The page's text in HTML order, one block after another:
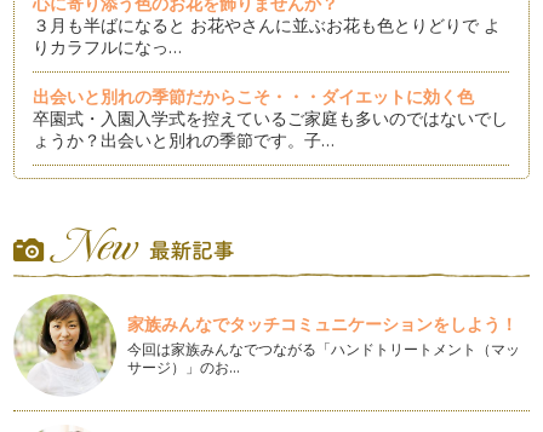
３月も半ばになると お花やさんに並ぶお花も色とりどりで よ
りカラフルになっ…
出会いと別れの季節だからこそ・・・ダイエットに効く色
卒園式・入園入学式を控えているご家庭も多いのではないでし
ょうか？出会いと別れの季節です。子…
物ですから大人だって子どもだって誰…
バレンタインのチョコ♡ラッピングのカラー効果
２月になると…街やお店のあちこちでバレンタインコーナーが
出ていますね。 …
新しい一年のスタートを「白」のチカラで
2015年がスタートしましたね！本年もどうぞよろしくお願い
いたします。 新しい年に…
家族みんなでタッチコミュニケーションをしよう！
今回は家族みんなでつながる「ハンドトリートメント（マッ
サージ）」のお…